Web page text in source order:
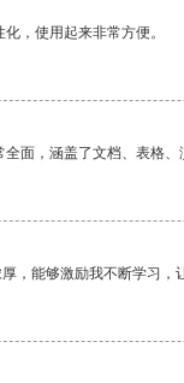
，使用起来非常方便。
面，涵盖了文档、表格
，能够激励我不断学习，